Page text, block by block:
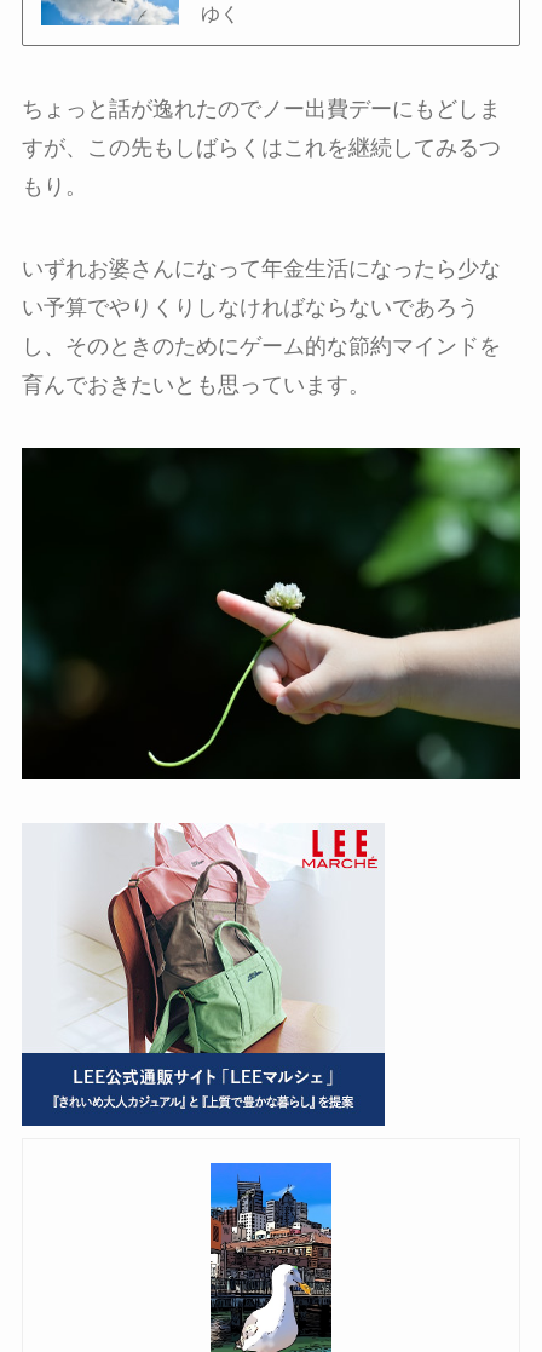
ゆく
ちょっと話が逸れたのでノー出費デーにもどしま
すが、この先もしばらくはこれを継続してみるつ
もり。
いずれお婆さんになって年金生活になったら少な
い予算でやりくりしなければならないであろう
し、そのときのためにゲーム的な節約マインドを
育んでおきたいとも思っています。